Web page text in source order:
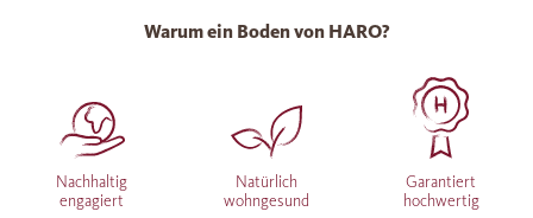
Warum ein Boden von HARO?
Nachhaltig
engagiert
Natürlich
wohngesund
Garantiert
hochwertig